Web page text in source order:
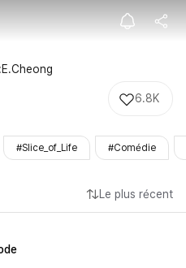
Mariage
6.8K
#Slice_of_Life #Comédie
Le plus récent